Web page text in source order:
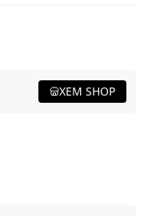
XEM SHOP